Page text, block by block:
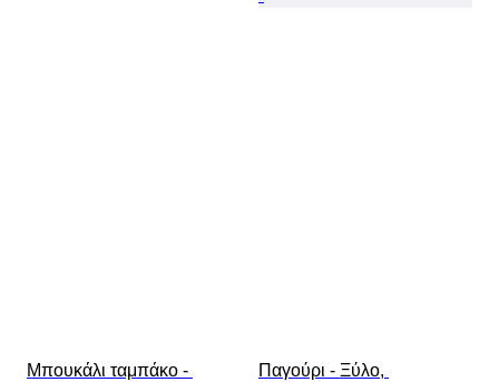
Μπουκάλι ταμπάκο -
Παγούρι - Ξύλο,